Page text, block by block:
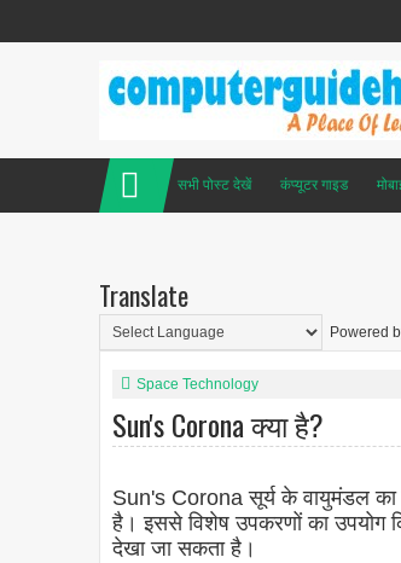
सभी पोस्ट देखें कंप्यूटर गाइड
Translate
Powered
Space Technology
Sun's Corona क्या है?
Sun's Corona सूर्य के वायुमंडल का
है। इससे विशेष उपकरणों का उपयोग
देखा जा सकता है।